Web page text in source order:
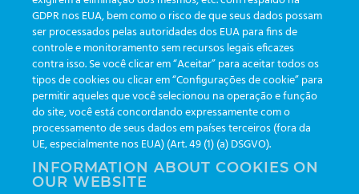
Eventos(19)
Funcionalidades(35)
Informativos(111)
TAGS
auditoria automação
GDPR nos EUA, bem como o risco de que seus dados possam
ser processados pelas autoridades dos EUA para fins de
controle e monitoramento sem recursos legais eficazes
contra isso. Se você clicar em “Aceitar” para aceitar todos os
tipos de cookies ou clicar em “Configurações de cookie” para
permitir aqueles que você selecionou na operação e função
do site, você está concordando expressamente com o
processamento de seus dados em países terceiros (fora da
UE, especialmente nos EUA) (Art. 49 (1) (a) DSGVO).
INFORMATION ABOUT COOKIES ON
OUR WEBSITE